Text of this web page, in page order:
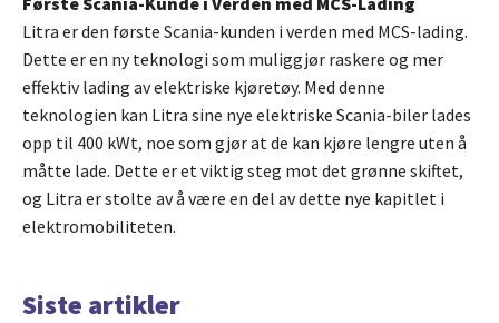
Litra er den første Scania-kunden i verden med MCS-lading.
Dette er en ny teknologi som muliggjør raskere og mer
effektiv lading av elektriske kjøretøy. Med denne
teknologien kan Litra sine nye elektriske Scania-biler lades
opp til 400 kWt, noe som gjør at de kan kjøre lengre uten å
måtte lade. Dette er et viktig steg mot det grønne skiftet,
og Litra er stolte av å være en del av dette nye kapitlet i
elektromobiliteten.
Siste artikler